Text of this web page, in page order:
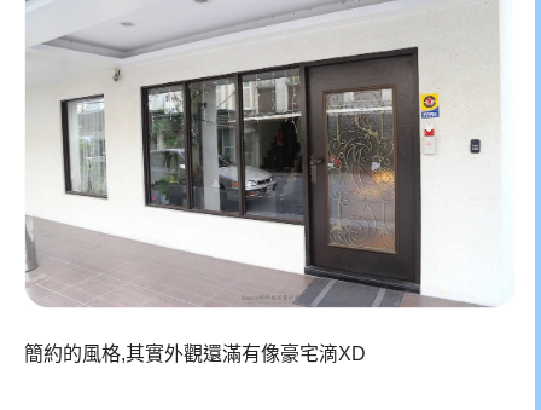
簡約的風格,其實外觀還滿有像豪宅滴XD